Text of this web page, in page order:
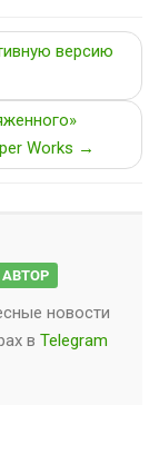
версию
Works →
АВТОР
новости
в Telegram